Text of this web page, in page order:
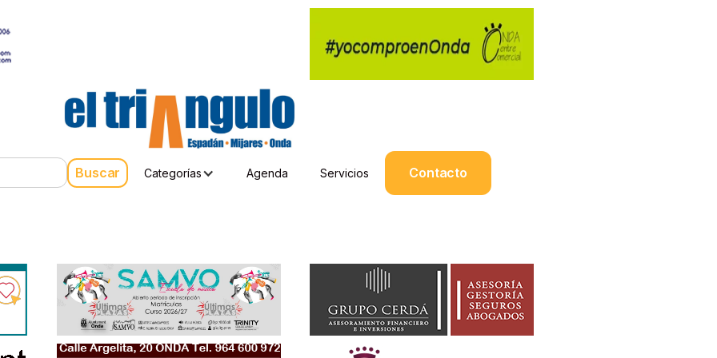
Categorías Agenda Servicios Contacto